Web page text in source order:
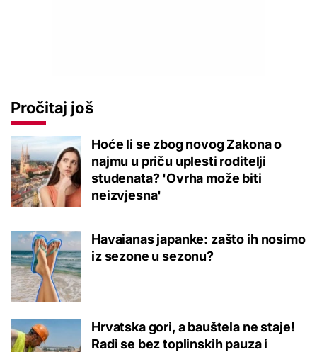
Pročitaj još
Hoće li se zbog novog Zakona o
najmu u priču uplesti roditelji
studenata? 'Ovrha može biti
neizvjesna'
Havaianas japanke: zašto ih nosimo
iz sezone u sezonu?
Hrvatska gori, a bauštela ne staje!
Radi se bez toplinskih pauza i